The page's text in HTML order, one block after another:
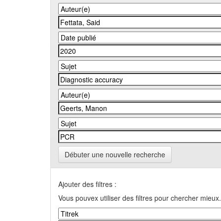
Débuter une nouvelle recherche
Ajouter des filtres :
Vous pouvex utiliser des filtres pour chercher mieux.